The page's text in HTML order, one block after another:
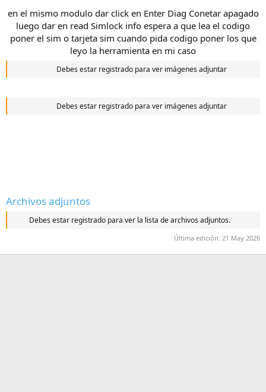
en el mismo modulo dar click en Enter Diag Conetar apagado
luego dar en read Simlock info espera a que lea el codigo
poner el sim o tarjeta sim cuando pida codigo poner los que
leyo la herramienta en mi caso
Debes estar registrado para ver imágenes adjuntar
Debes estar registrado para ver imágenes adjuntar
Archivos adjuntos
Debes estar registrado para ver la lista de archivos adjuntos.
Última edición: 21 May 2026